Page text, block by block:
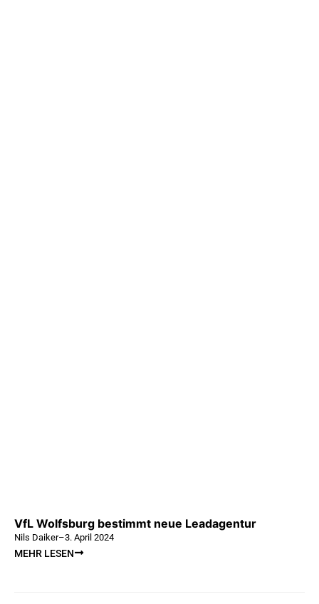
VfL Wolfsburg bestimmt neue Leadagentur
Nils Daiker–3. April 2024
MEHR LESEN